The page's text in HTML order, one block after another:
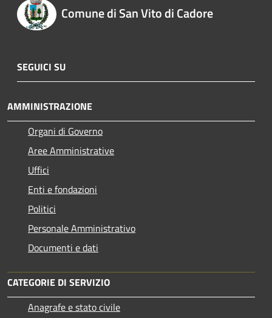
Comune di San Vito di Cadore
SEGUICI SU
AMMINISTRAZIONE
Organi di Governo
Aree Amministrative
Uffici
Enti e fondazioni
Politici
Personale Amministrativo
Documenti e dati
CATEGORIE DI SERVIZIO
Anagrafe e stato civile